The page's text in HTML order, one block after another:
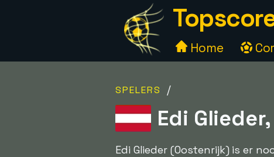
Home
SPELERS /
Edi
Edi Glieder (Oostenrijk) is er